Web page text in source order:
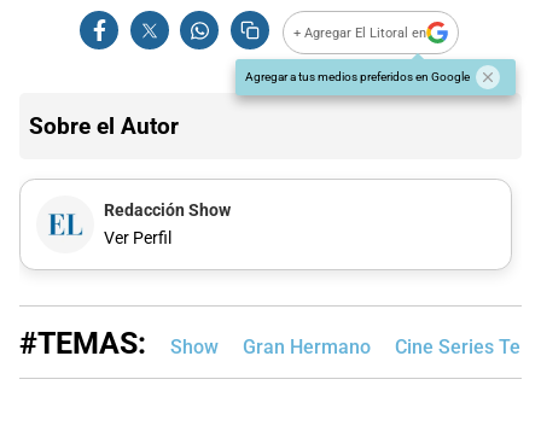
+ Agregar El Litoral en
Agregar a tus medios preferidos en Google
Sobre el Autor
Redacción Show
Ver Perfil
#TEMAS: Show Gran Hermano Cine Series